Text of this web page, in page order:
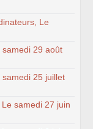
Le
samedi 29 août
25 juillet
samedi 27 juin